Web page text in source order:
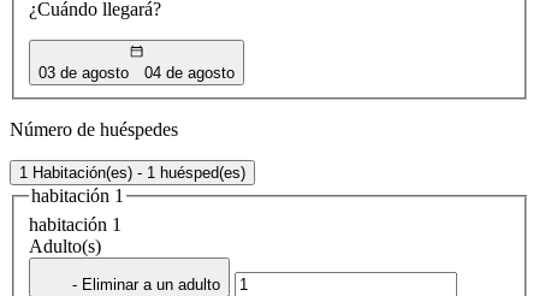
¿Cuándo llegará?
03 de agosto 04 de agosto
Número de huéspedes
1 Habitación(es) - 1 huésped(es)
habitación 1
habitación 1
Adulto(s)
- Eliminar a un adulto